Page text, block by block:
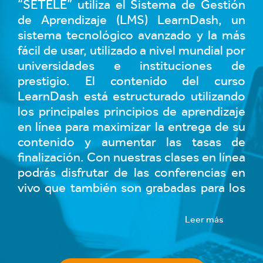
“SETELE” utiliza el Sistema de Gestión
de Aprendizaje (LMS) LearnDash, un
sistema tecnológico avanzado y la más
fácil de usar, utilizado a nivel mundial por
universidades e instituciones de
prestigio. El contenido del curso
LearnDash está estructurado utilizando
los principales principios de aprendizaje
en línea para maximizar la entrega de su
contenido y aumentar las tasas de
finalización. Con nuestras clases en línea
podrás disfrutar de las conferencias en
vivo que también son grabadas para los
estudiantes que no puedan participar en
alguna sección en particular, además
serás guiado a través de la plataforma, en
donde tendrás todo el contenido
Leer más